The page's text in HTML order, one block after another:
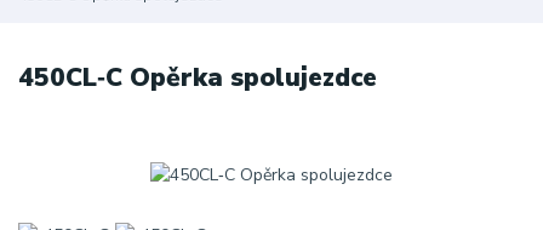
450CL‑C Opěrka spolujezdce